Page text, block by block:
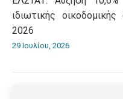
ιδιωτικής
2026
29 Ιουλίου, 2026